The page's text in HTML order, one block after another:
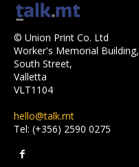
© Union Print Co. Ltd
Worker's Memorial Building,
South Street,
Valletta
VLT1104
hello@talk.mt
Tel: (+356) 2590 0275